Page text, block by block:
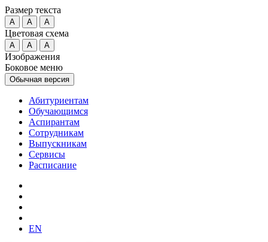
Размер текста
A A A
Цветовая схема
A A A
Изображения
Боковое меню
Обычная версия
Абитуриентам
Обучающимся
Аспирантам
Сотрудникам
Выпускникам
Сервисы
Расписание
EN